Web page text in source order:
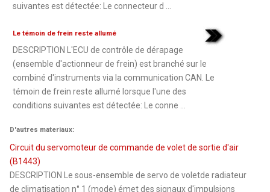
suivantes est détectée: Le connecteur d ...
Le témoin de frein reste allumé
DESCRIPTION L'ECU de contrôle de dérapage
(ensemble d'actionneur de frein) est branché sur le
combiné d'instruments via la communication CAN. Le
témoin de frein reste allumé lorsque l'une des
conditions suivantes est détectée: Le conne ...
D'autres materiaux:
Circuit du servomoteur de commande de volet de sortie d'air
(B1443)
DESCRIPTION Le sous-ensemble de servo de voletde radiateur
de climatisation n° 1 (mode) émet des signaux d'impulsions